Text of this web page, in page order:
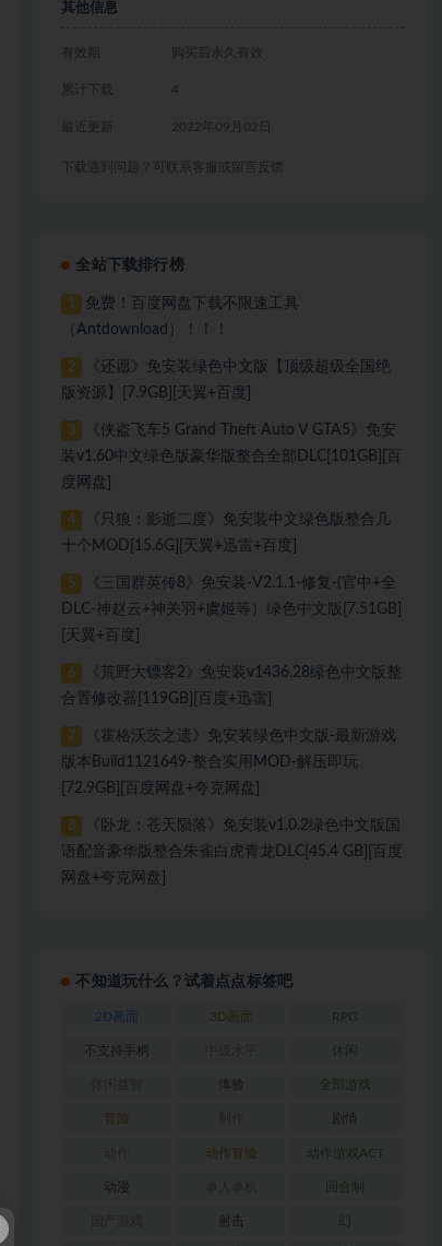
其他信息
有效期 购买后永久有效
累计下载 4
最近更新 2022年09月02日
下载遇到问题？可联系客服或留言反馈
全站下载排行榜
1
免费！百度网盘下载不限速工具
（Antdownload）！！！
2
《还愿》免安装绿色中文版【顶级超级全国绝
版资源】[7.9GB][天翼+百度]
3
《侠盗飞车5 Grand Theft Auto V GTA5》免安
装v1.60中文绿色版豪华版整合全部DLC[101GB][百
度网盘]
4
《只狼：影逝二度》免安装中文绿色版整合几
十个MOD[15.6G][天翼+迅雷+百度]
5
《三国群英传8》免安装-V2.1.1-修复-(官中+全
DLC-神赵云+神关羽+虞姬等）绿色中文版[7.51GB]
[天翼+百度]
6
《荒野大镖客2》免安装v1436.28绿色中文版整
合置修改器[119GB][百度+迅雷]
7
《霍格沃茨之遗》免安装绿色中文版-最新游戏
版本Build1121649-整合实用MOD-解压即玩
[72.9GB][百度网盘+夸克网盘]
8
《卧龙：苍天陨落》免安装v1.0.2绿色中文版国
语配音豪华版整合朱雀白虎青龙DLC[45.4 GB][百度
网盘+夸克网盘]
不知道玩什么？试着点点标签吧
2D画面 3D画面 RPG
不支持手柄 休闲
体验 全部游戏
冒险 剧情
动作冒险 动作游戏ACT
动漫 回合制
射击 幻